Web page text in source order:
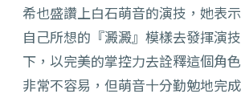
希也盛讚上白石萌音的演技，她表
自己所想的『澱澱』模樣去發揮演
下，以完美的掌控力去詮釋這個角
非常不容易，但萌音十分勤勉地完